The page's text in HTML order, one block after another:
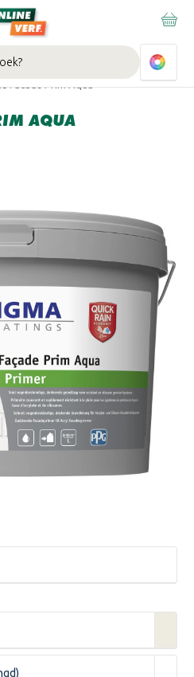
besteding vanaf €100,- aan Sikkens
en/of lak.
actie >
Facade Prim Aqua
AQUA